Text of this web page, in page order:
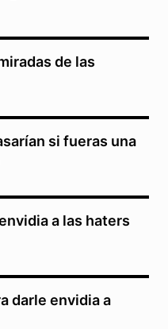
de las
si fueras una
a las haters
darle envidia a